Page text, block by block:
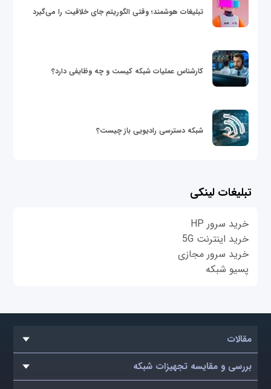
تبلیغات هوشمند؛ وقتی الگوریتم جای خلاقیت را می‌گیرد
کارشناس عملیات شبکه کیست و چه وظایفی دارد؟
شبکه دسترسی رادیویی باز چیست؟
تبلیغات لینکی
خرید سرور HP
خرید اینترنت 5G
خرید سرور مجازی
پسیو شبکه
مقالات
بررسی و مقایسه تجهیزات شبکه